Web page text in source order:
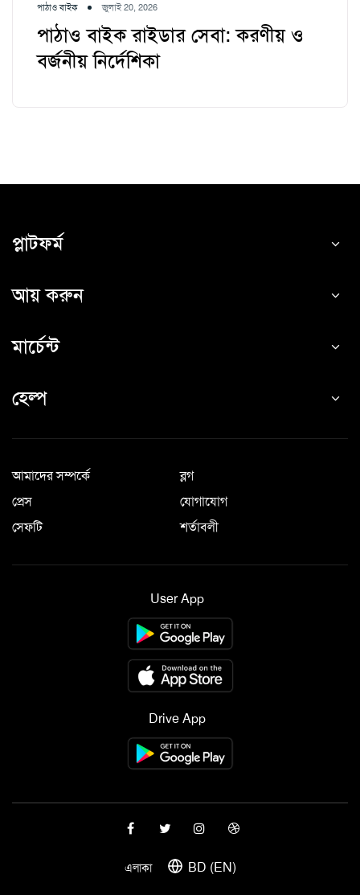
পাঠাও বাইক জুলাই 20, 2026
পাঠাও বাইক রাইডার সেবা: করণীয় ও
বর্জনীয় নির্দেশিকা
প্লাটফর্ম
আয় করুন
মার্চেন্ট
হেল্প
আমাদের সম্পর্কে
ব্লগ
প্রেস
যোগাযোগ
সেফটি
শর্তাবলী
User App
Drive App
এলাকা BD (EN)